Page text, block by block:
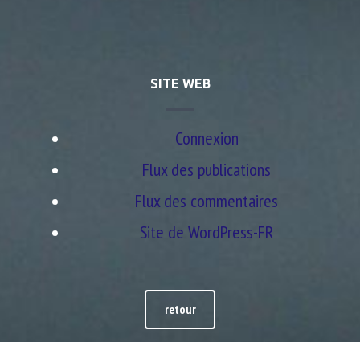
SITE WEB
Connexion
Flux des publications
Flux des commentaires
Site de WordPress-FR
retour